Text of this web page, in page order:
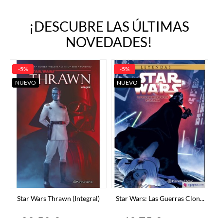
¡DESCUBRE LAS ÚLTIMAS
NOVEDADES!
Star Wars Thrawn (Integral)
-5%
NUEVO
Star Wars: Las Guerras Clon...
-5%
NUEVO